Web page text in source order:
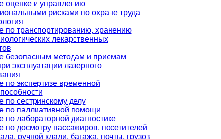
оценке и управлению
рисками по охране труда
по транспортированию, хранению
лекарственных
безопасным методам и приемам
эксплуатации лазерного
по экспертизе временной
по сестринскому делу
по паллиативной помощи
по лабораторной диагностике
по досмотру пассажиров, посетителей
ручной клади, багажа, почты, грузов